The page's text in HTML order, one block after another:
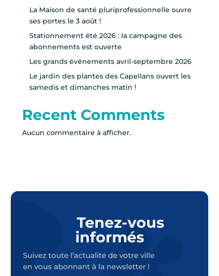
La Maison de santé pluriprofessionnelle ouvre
ses portes le 3 août !
Stationnement été 2026 : la campagne des
abonnements est ouverte
Les grands événements avril-septembre 2026
Le jardin des plantes des Capellans ouvert les
samedis et dimanches matin !
Recent Comments
Aucun commentaire à afficher.
Tenez-vous
informés
Suivez toute l’actualité de votre ville
en vous abonnant à la newsletter !